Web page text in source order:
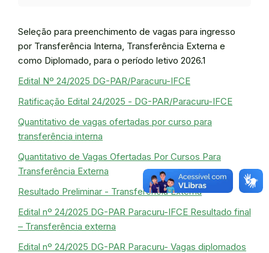
Seleção para preenchimento de vagas para ingresso
por Transferência Interna, Transferência Externa e
como Diplomado, para o período letivo 2026.1
Edital Nº 24/2025 DG-PAR/Paracuru-IFCE
Ratificação Edital 24/2025 - DG-PAR/Paracuru-IFCE
Quantitativo de vagas ofertadas por curso para
transferência interna
Quantitativo de Vagas Ofertadas Por Cursos Para
Transferência Externa
Resultado Preliminar - Transferência Externa
Edital nº 24/2025 DG-PAR Paracuru-IFCE Resultado final
– Transferência externa
Edital nº 24/2025 DG-PAR Paracuru- Vagas diplomados